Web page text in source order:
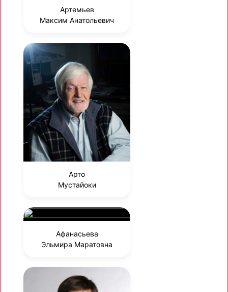
Артемьев
Максим Анатольевич
Арто
Мустайоки
Афанасьева
Эльмира Маратовна